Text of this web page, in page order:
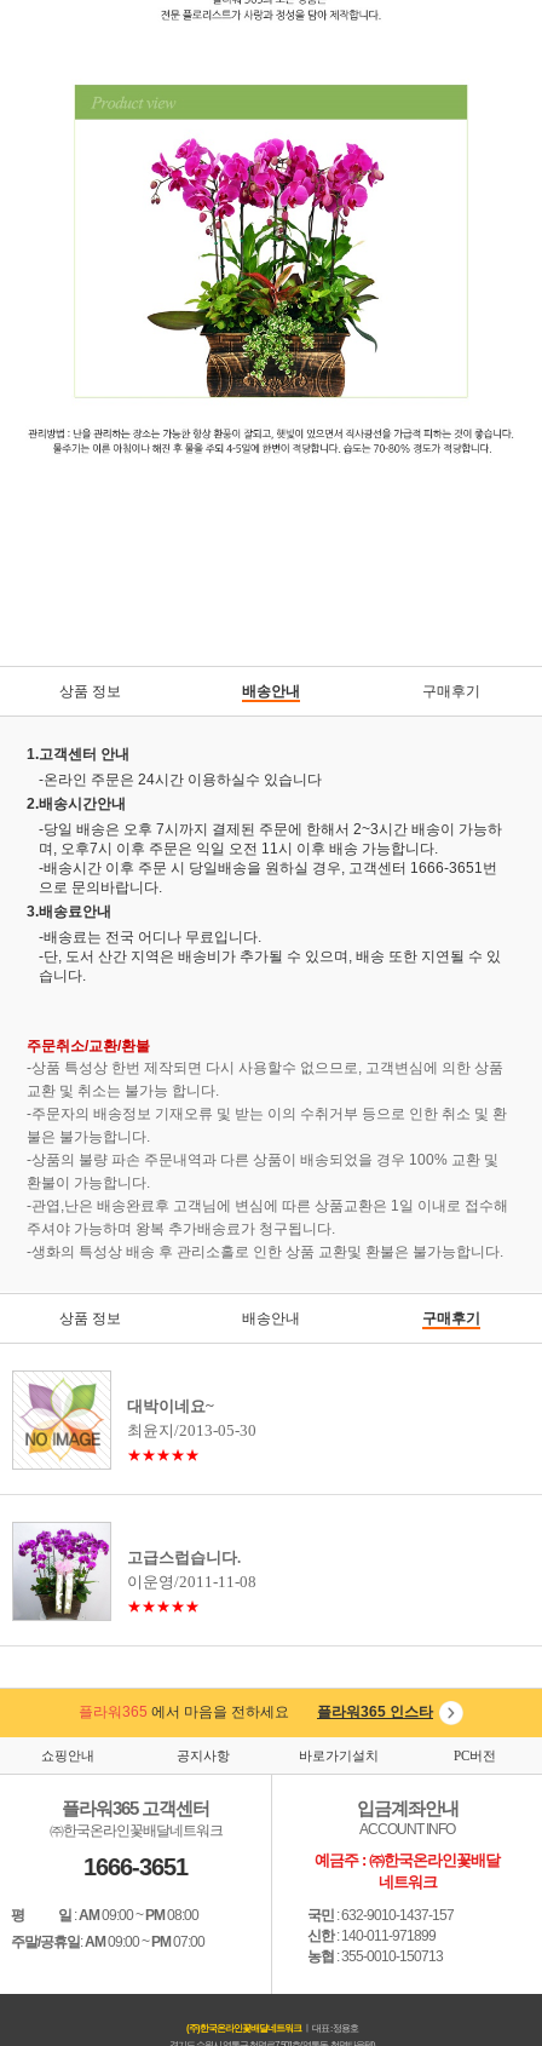
상품 정보 배송안내 구매후기
1.고객센터 안내
-온라인 주문은 24시간 이용하실수 있습니다
2.배송시간안내
-당일 배송은 오후 7시까지 결제된 주문에 한해서 2~3시간 배송이 가능하
며, 오후7시 이후 주문은 익일 오전 11시 이후 배송 가능합니다.
-배송시간 이후 주문 시 당일배송을 원하실 경우, 고객센터 1666-3651번
으로 문의바랍니다.
3.배송료안내
-배송료는 전국 어디나 무료입니다.
-단, 도서 산간 지역은 배송비가 추가될 수 있으며, 배송 또한 지연될 수 있
습니다.
주문취소/교환/환불
-상품 특성상 한번 제작되면 다시 사용할수 없으므로, 고객변심에 의한 상품
교환 및 취소는 불가능 합니다.
-주문자의 배송정보 기재오류 및 받는 이의 수취거부 등으로 인한 취소 및 환
불은 불가능합니다.
-상품의 불량 파손 주문내역과 다른 상품이 배송되었을 경우 100% 교환 및
환불이 가능합니다.
-관엽,난은 배송완료후 고객님에 변심에 따른 상품교환은 1일 이내로 접수해
주셔야 가능하며 왕복 추가배송료가 청구됩니다.
-생화의 특성상 배송 후 관리소홀로 인한 상품 교환및 환불은 불가능합니다.
상품 정보 배송안내 구매후기
대박이네요~
최윤지/2013-05-30
★★★★★
고급스럽습니다.
이운영/2011-11-08
★★★★★
플라워365 에서 마음을 전하세요 플라워365 인스타
쇼핑안내 공지사항 바로가기설치 PC버전
플라워365 고객센터
㈜한국온라인꽃배달네트워크
1666-3651
평 일:AM09:00 ~PM08:00
주말/공휴일:AM09:00 ~PM07:00
입금계좌안내
ACCOUNT INFO
예금주 : ㈜한국온라인꽃배달
네트워크
국민 : 632-9010-1437-157
신한: 140-011-971899
농협 : 355-0010-150713
(주)한국온라인꽃배달네트워크ㅣ 대표 : 정용호